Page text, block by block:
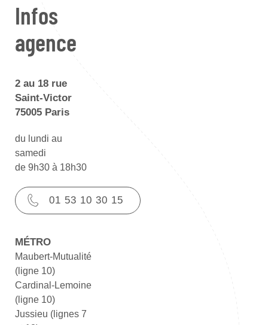
Infos
agence
2 au 18 rue
Saint-Victor
75005 Paris
du lundi au
samedi
de 9h30 à 18h30
01 53 10 30 15
MÉTRO
Maubert-Mutualité
(ligne 10)
Cardinal-Lemoine
(ligne 10)
Jussieu (lignes 7